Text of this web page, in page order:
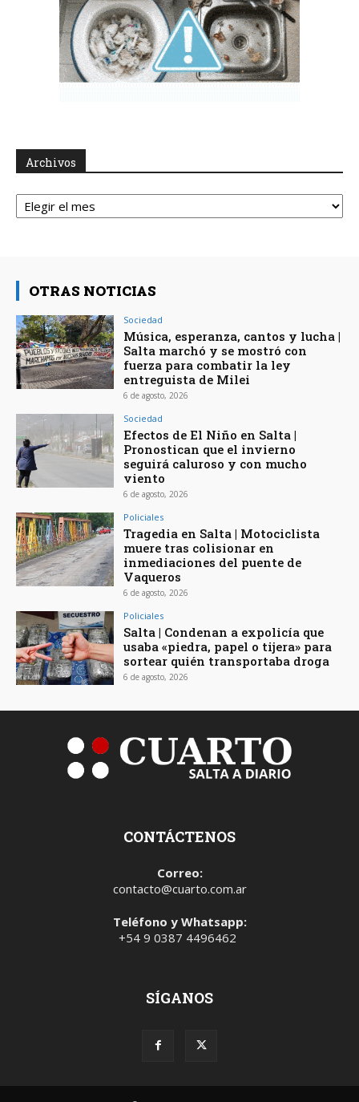
Archivos
Archivos
OTRAS NOTICIAS
Sociedad
Música, esperanza, cantos y lucha |
Salta marchó y se mostró con
fuerza para combatir la ley
entreguista de Milei
6 de agosto, 2026
Sociedad
Efectos de El Niño en Salta |
Pronostican que el invierno
seguirá caluroso y con mucho
viento
6 de agosto, 2026
Policiales
Tragedia en Salta | Motociclista
muere tras colisionar en
inmediaciones del puente de
Vaqueros
6 de agosto, 2026
Policiales
Salta | Condenan a expolicía que
usaba «piedra, papel o tijera» para
sortear quién transportaba droga
6 de agosto, 2026
CONTÁCTENOS
Correo:
contacto@cuarto.com.ar
Teléfono y Whatsapp:
+54 9 0387 4496462
SÍGANOS